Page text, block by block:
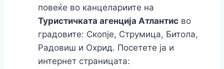
повеќе во канцелариите на
Туристичката агенција Атлантис во
градовите: Скопје, Струмица, Битола,
Радовиш и Охрид. Посетете ја и
интернет страницата: